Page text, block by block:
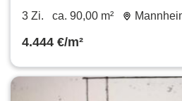
in Mannheims bester Lage
3 Zi. ca. 90,00 m²
4.444 €/m²